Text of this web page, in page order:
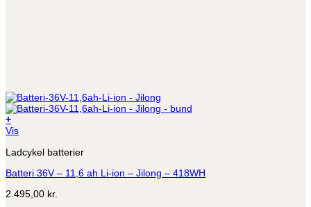
+
Vis
Ladcykel batterier
Batteri 36V – 11,6 ah Li-ion – Jilong – 418WH
2.495,00 kr.